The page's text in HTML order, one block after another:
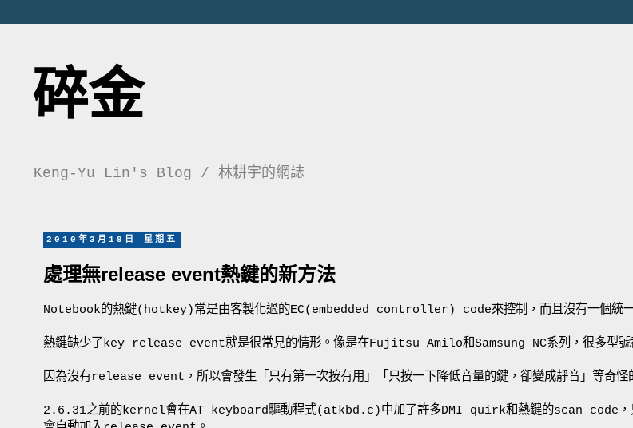
碎金
Keng-Yu Lin's Blog / 林耕宇的網誌
2010年3月19日 星期五
處理無release event熱鍵的新方法
Notebook的熱鍵(hotkey)常是由客製化過的EC(embedded controller) code來控制，而且沒有一個統一
熱鍵缺少了key release event就是很常見的情形。像是在Fujitsu Amilo和Samsung NC系列，很多型號
因為沒有release event，所以會發生「只有第一次按有用」「只按一下降低音量的鍵，卻變成靜音」等奇怪
2.6.31之前的kernel會在AT keyboard驅動程式(atkbd.c)中加了許多DMI quirk和熱鍵的scan code，